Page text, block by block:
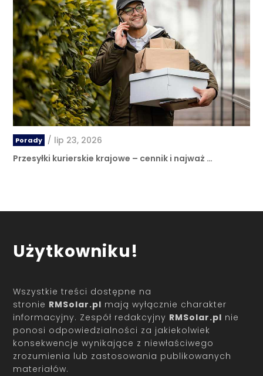
Porady / lip 23, 2026
Przesyłki kurierskie krajowe – cennik i najważ …
Użytkowniku!
Wszystkie treści dostępne na
stronie RMSolar.pl mają wyłącznie charakter
informacyjny. Zespół redakcyjny RMSolar.pl nie
ponosi odpowiedzialności za jakiekolwiek
konsekwencje wynikające z niewłaściwego
zrozumienia lub zastosowania publikowanych
materiałów.